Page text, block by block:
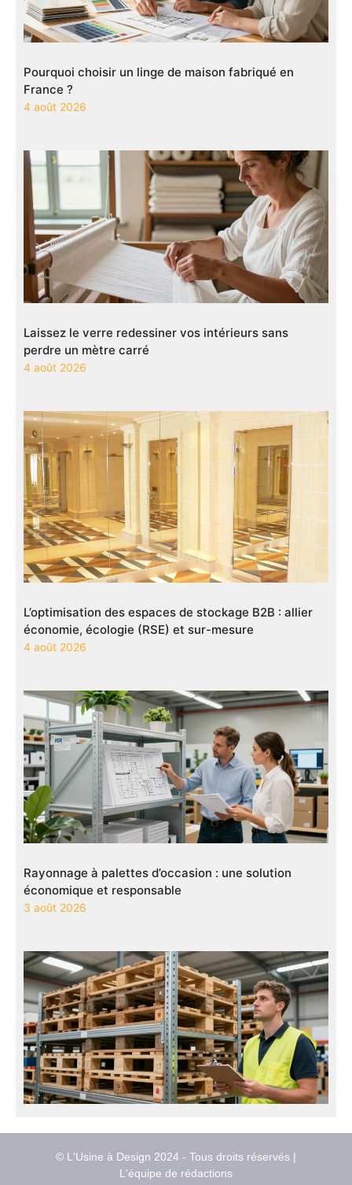
Pourquoi choisir un linge de maison fabriqué en
France ?
4 août 2026
Laissez le verre redessiner vos intérieurs sans
perdre un mètre carré
4 août 2026
L’optimisation des espaces de stockage B2B : allier
économie, écologie (RSE) et sur-mesure
4 août 2026
Rayonnage à palettes d’occasion : une solution
économique et responsable
3 août 2026
© L'Usine à Design 2024 - Tous droits réservés |
L'équipe de rédactions